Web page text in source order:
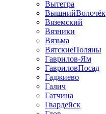
Вытегра
ВышнийВолочёк
Вяземский
Вязники
Вязьма
ВятскиеПоляны
Гаврилов-Ям
ГавриловПосад
Гаджиево
Галич
Гатчина
Гвардейск